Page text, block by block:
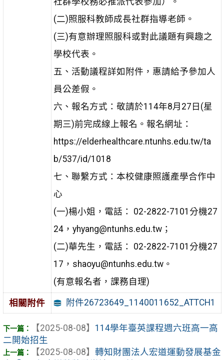
(二)照服科教師成長社群指導老師。
(三)有意辦理照服科或對此議題有興趣之
學校代表。
五、活動議程詳如附件，惠請給予參加人
員公差假。
六、報名方式：敬請於114年8月27日(星
期三)前完成線上報名。報名網址：
https://elderhealthcare.ntunhs.edu.tw/ta
b/537/id/1018
七、聯繫方式：本校健康照護產學合作中
心
(一)楊小姐，電話： 02-2822-7101分機27
24，yhyang@ntunhs.edu.tw；
(二)華先生，電話： 02-2822-7101分機27
17，shaoyu@ntunhs.edu.tw。
(有意報名者，課務自理)
相關附件 附件26723649_1140011652_ATTCH1
【2025-08-08】 114學年臺英課程週六班高一高
二開始招生
【2025-08-08】 轉知財團法人宏道運動發展基金